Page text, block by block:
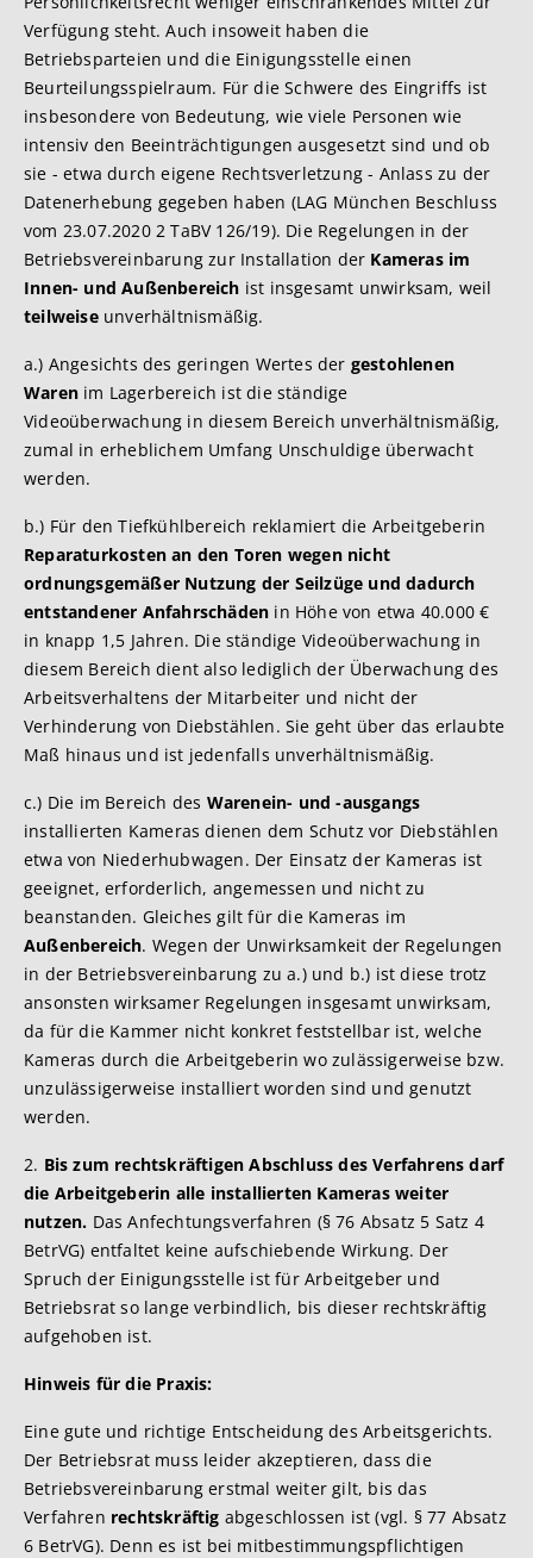
Verfügung steht. Auch insoweit haben die
Betriebsparteien und die Einigungsstelle einen
Beurteilungsspielraum. Für die Schwere des Eingriffs ist
insbesondere von Bedeutung, wie viele Personen wie
intensiv den Beeinträchtigungen ausgesetzt sind und ob
sie - etwa durch eigene Rechtsverletzung - Anlass zu der
Datenerhebung gegeben haben (LAG München Beschluss
vom 23.07.2020 2 TaBV 126/19). Die Regelungen in der
Betriebsvereinbarung zur Installation der Kameras im
Innen- und Außenbereich ist insgesamt unwirksam, weil
teilweiseunverhältnismäßig.
a.) Angesichts des geringen Wertes der gestohlenen
Waren im Lagerbereich ist die ständige
Videoüberwachung in diesem Bereich unverhältnismäßig,
zumal in erheblichem Umfang Unschuldige überwacht
werden.
b.) Für den Tiefkühlbereich reklamiert die Arbeitgeberin
Reparaturkosten an den Toren wegen nicht
ordnungsgemäßer Nutzung der Seilzüge und dadurch
entstandener Anfahrschäden in Höhe von etwa 40.000 €
in knapp 1,5 Jahren. Die ständige Videoüberwachung in
diesem Bereich dient also lediglich der Überwachung des
Arbeitsverhaltens der Mitarbeiter und nicht der
Verhinderung von Diebstählen. Sie geht über das erlaubte
Maß hinaus und ist jedenfalls unverhältnismäßig.
c.) Die im Bereich des Warenein- und -ausgangs
installierten Kameras dienen dem Schutz vor Diebstählen
etwa von Niederhubwagen. Der Einsatz der Kameras ist
geeignet, erforderlich, angemessen und nicht zu
beanstanden. Gleiches gilt für die Kameras im
Außenbereich. Wegen der Unwirksamkeit der Regelungen
in der Betriebsvereinbarung zu a.) und b.) ist diese trotz
ansonsten wirksamer Regelungen insgesamt unwirksam,
da für die Kammer nicht konkret feststellbar ist, welche
Kameras durch die Arbeitgeberin wo zulässigerweise bzw.
unzulässigerweise installiert worden sind und genutzt
werden.
2. Bis zum rechtskräftigen Abschluss des Verfahrens darf
die Arbeitgeberin alle installierten Kameras weiter
nutzen. Das Anfechtungsverfahren (§ 76 Absatz 5 Satz 4
BetrVG) entfaltet keine aufschiebende Wirkung. Der
Spruch der Einigungsstelle ist für Arbeitgeber und
Betriebsrat so lange verbindlich, bis dieser rechtskräftig
aufgehoben ist.
Hinweis für die Praxis:
Eine gute und richtige Entscheidung des Arbeitsgerichts.
Der Betriebsrat muss leider akzeptieren, dass die
Betriebsvereinbarung erstmal weiter gilt, bis das
Verfahren rechtskräftig abgeschlossen ist (vgl. § 77 Absatz
6 BetrVG). Denn es ist bei mitbestimmungspflichtigen